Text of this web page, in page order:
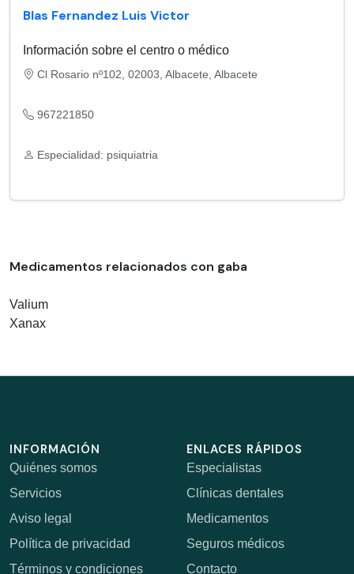
Blas Fernandez Luis Victor
Información sobre el centro o médico
Cl Rosario nº102, 02003, Albacete, Albacete
967221850
Especialidad: psiquiatria
Medicamentos relacionados con gaba
Valium
Xanax
INFORMACIÓN
Quiénes somos
Servicios
Aviso legal
Política de privacidad
Términos y condiciones
ENLACES RÁPIDOS
Especialistas
Clínicas dentales
Medicamentos
Seguros médicos
Contacto